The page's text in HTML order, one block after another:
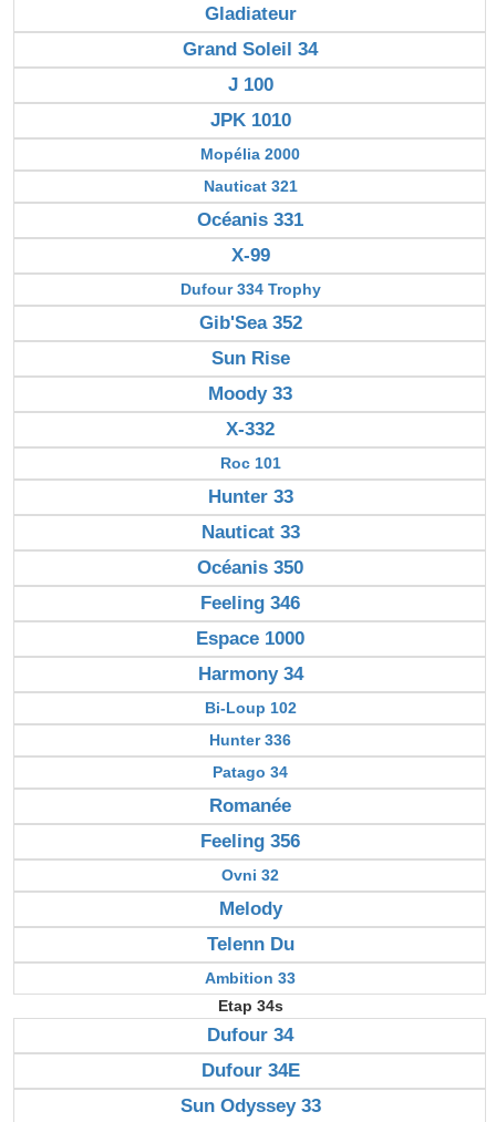
Gladiateur
Grand Soleil 34
J 100
JPK 1010
Mopélia 2000
Nauticat 321
Océanis 331
X-99
Dufour 334 Trophy
Gib'Sea 352
Sun Rise
Moody 33
X-332
Roc 101
Hunter 33
Nauticat 33
Océanis 350
Feeling 346
Espace 1000
Harmony 34
Bi-Loup 102
Hunter 336
Patago 34
Romanée
Feeling 356
Ovni 32
Melody
Telenn Du
Ambition 33
Etap 34s
Dufour 34
Dufour 34E
Sun Odyssey 33